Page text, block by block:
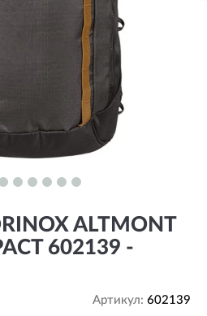
ALTMONT
602139 -
Артикул: 602139